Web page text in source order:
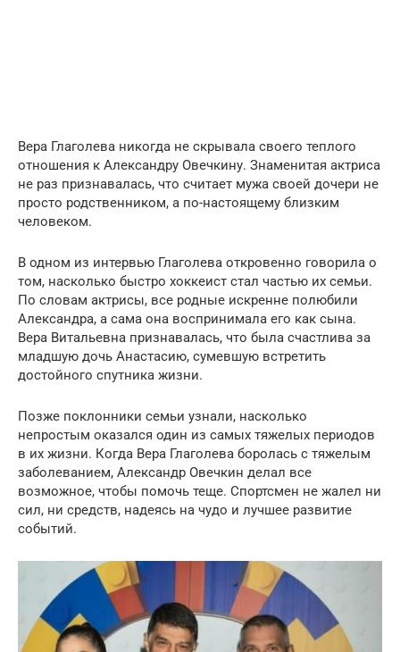
Вера Глаголева никогда не скрывала своего теплого
отношения к Александру Овечкину. Знаменитая актриса
не раз признавалась, что считает мужа своей дочери не
просто родственником, а по-настоящему близким
человеком.
В одном из интервью Глаголева откровенно говорила о
том, насколько быстро хоккеист стал частью их семьи.
По словам актрисы, все родные искренне полюбили
Александра, а сама она воспринимала его как сына.
Вера Витальевна признавалась, что была счастлива за
младшую дочь Анастасию, сумевшую встретить
достойного спутника жизни.
Позже поклонники семьи узнали, насколько
непростым оказался один из самых тяжелых периодов
в их жизни. Когда Вера Глаголева боролась с тяжелым
заболеванием, Александр Овечкин делал все
возможное, чтобы помочь теще. Спортсмен не жалел ни
сил, ни средств, надеясь на чудо и лучшее развитие
событий.